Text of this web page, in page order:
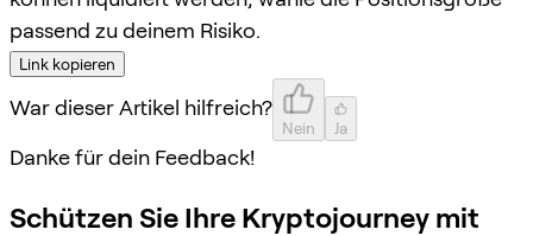
passend zu deinem Risiko.
Link kopieren
War dieser Artikel hilfreich?
Nein Ja
Danke für dein Feedback!
Schützen Sie Ihre Kryptojourney mit